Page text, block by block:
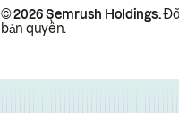
© 2026 Semrush Holdings.
bản quyền.